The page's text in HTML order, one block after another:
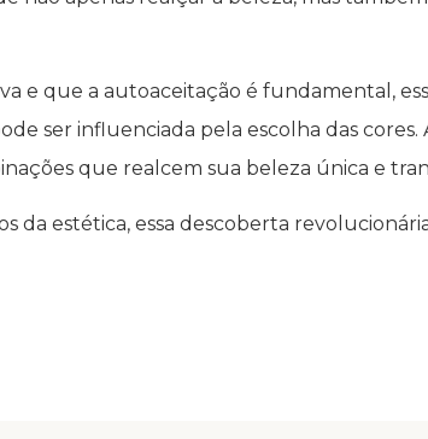
e que a autoaceitação é fundamental,
ser influenciada pela escolha das
que realcem sua beleza única e
da estética, essa descoberta